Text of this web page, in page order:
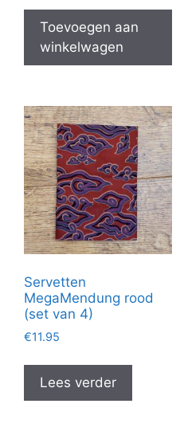
Toevoegen aan
winkelwagen
Servetten
MegaMendung rood
(set van 4)
€11.95
Lees verder